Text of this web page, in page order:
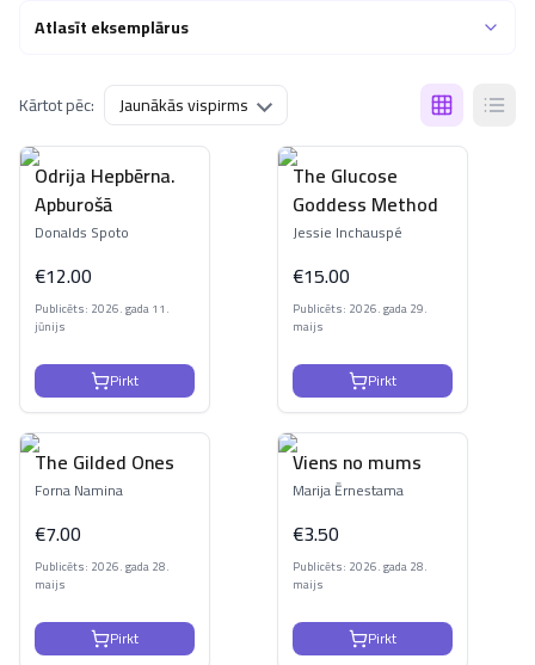
Atlasīt eksemplārus
Kārtot pēc:
Odrija Hepbērna.
Apburošā
Donalds Spoto
€12.00
Publicēts: 2026. gada 11.
jūnijs
Pirkt
The Glucose
Goddess Method
Jessie Inchauspé
€15.00
Publicēts: 2026. gada 29.
maijs
Pirkt
The Gilded Ones
Forna Namina
€7.00
Publicēts: 2026. gada 28.
maijs
Pirkt
Viens no mums
Marija Ērnestama
€3.50
Publicēts: 2026. gada 28.
maijs
Pirkt